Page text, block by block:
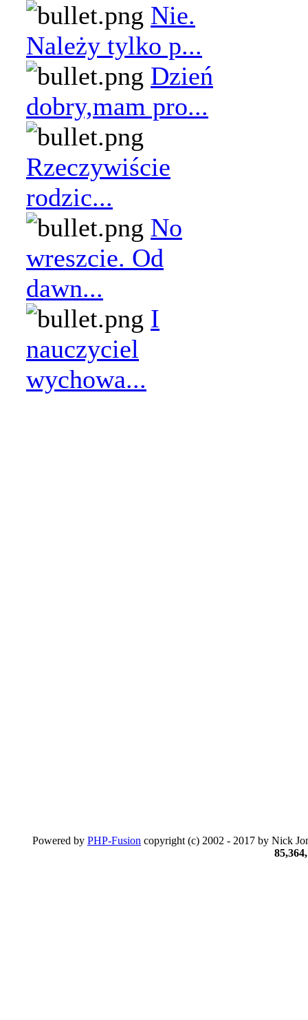
Nie.
Należy tylko p...
Dzień
dobry,mam pro...
Rzeczywiście
rodzic...
No
wreszcie. Od
dawn...
I
nauczyciel
wychowa...
Powered by PHP-Fusion copyright (c) 2002 - 2017 by Nick